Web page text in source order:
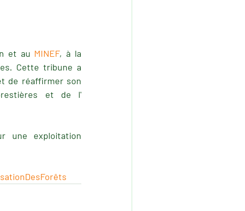
et au MINEF
Cette tribune a
de réaffirmer son
et de l'
une exploitation